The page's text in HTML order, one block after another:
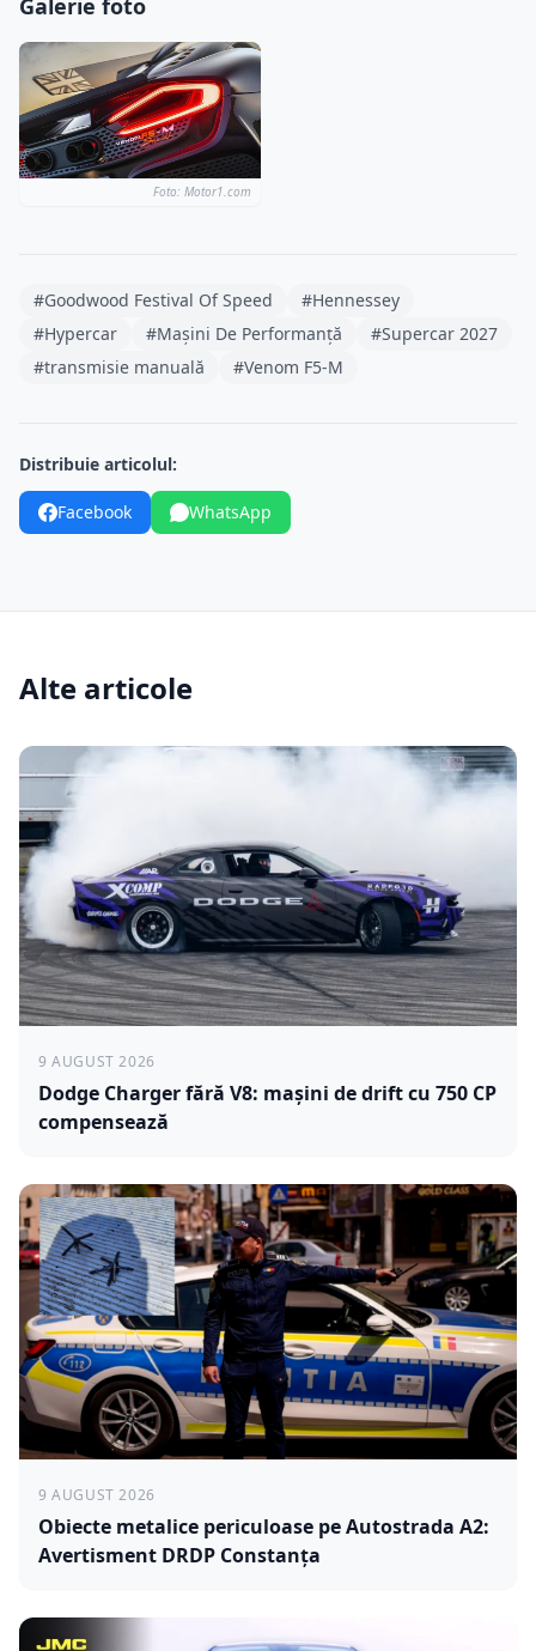
Galerie foto
Foto: Motor1.com
#Goodwood Festival Of Speed
#Hennessey
#Hypercar
#Mașini De Performanță
#Supercar 2027
#transmisie manuală
#Venom F5-M
Distribuie articolul:
Facebook WhatsApp
Alte articole
9 AUGUST 2026
Dodge Charger fără V8: mașini de drift cu 750 CP
compensează
9 AUGUST 2026
Obiecte metalice periculoase pe Autostrada A2:
Avertisment DRDP Constanța